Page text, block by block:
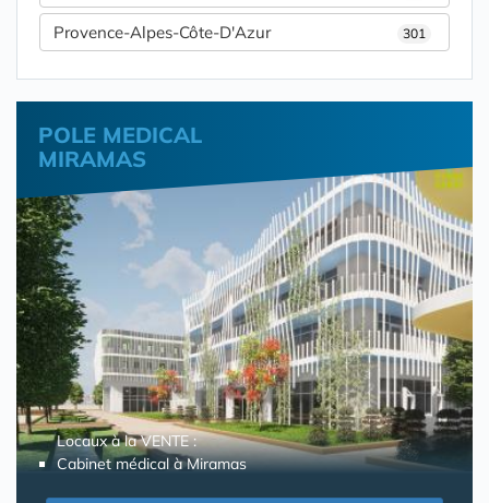
Provence-Alpes-Côte-D'Azur 301
POLE MEDICAL
MIRAMAS
Locaux à la VENTE :
Cabinet médical à Miramas